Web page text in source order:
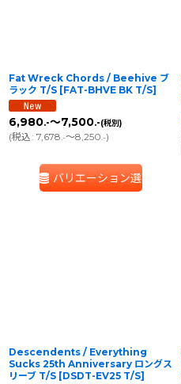
Fat Wreck Chords / Beehive ブ
ラック T/S [FAT-BHVE BK T/S]
6,980.-～7,500.-(税別)
(税込: 7,678 .-～8,250 .-)
バリエーション選択
Descendents / Everything
Sucks 25th Anniversary ロングス
リーブ T/S [DSDT-EV25 T/S]